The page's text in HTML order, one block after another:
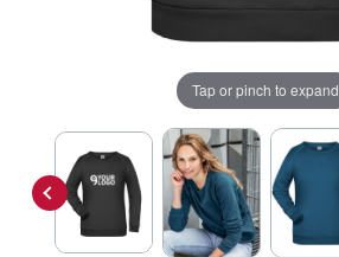
Tap or pinch to expand